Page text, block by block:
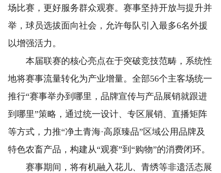
场比赛，更好服务群众观赛。赛事坚持开放与提升并
举，球员选拔面向社会，允许每队引入最多6名外援
以增强活力。
本届联赛的核心亮点在于突破竞技范畴，系统性
地将赛事流量转化为产业增量。全部56个主客场统一
推行“赛事举办到哪里，品牌宣传与产品展销就跟进
到哪里”策略，通过统一设计、专区展销、直播矩阵
等方式，力推“净土青海·高原臻品”区域公用品牌及
特色农畜产品，构建从“观赛”到“购物”的消费闭环。
赛事期间，将有机融入花儿、青绣等非遗活态展